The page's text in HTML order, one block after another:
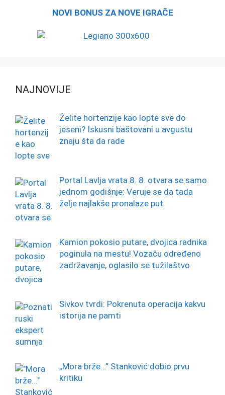
NOVI BONUS ZA NOVE IGRAČE
NAJNOVIJE
Želite hortenzije kao lopte sve do
jeseni? Iskusni baštovani u avgustu
znaju šta da rade
Portal Lavlja vrata 8. 8. otvara se samo
jednom godišnje: Veruje se da tada
želje najlakše pronalaze put
Kamion pokosio putare, dvojica radnika
poginula na mestu! Vozaču određeno
zadržavanje, oglasilo se tužilaštvo
Sivkov tvrdi: Pokrenuta operacija kakvu
istorija ne pamti
„Mora brže…“ Stanković dobio prvu
kritiku